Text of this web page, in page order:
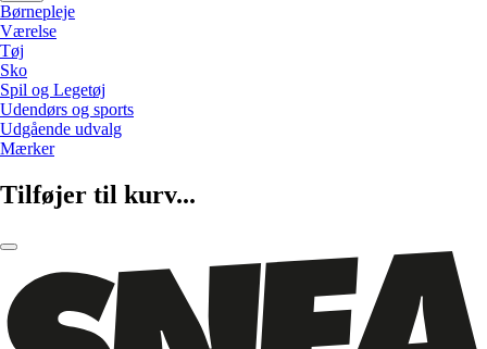
Børnepleje
Værelse
Tøj
Sko
Spil og Legetøj
Udendørs og sports
Udgående udvalg
Mærker
Tilføjer til kurv...